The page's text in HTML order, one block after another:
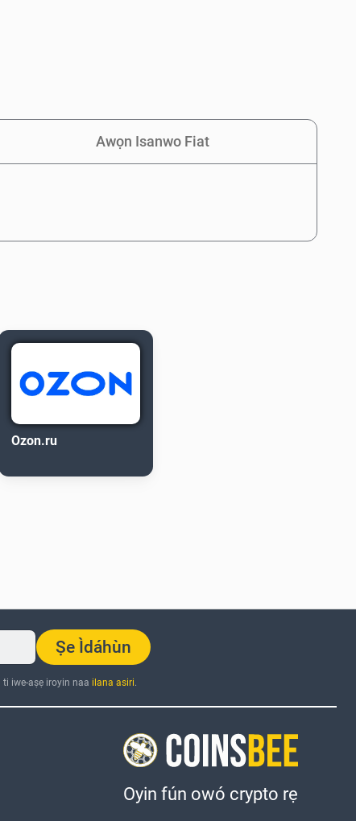
Awọn Isanwo Fiat
Ozon.ru
Ṣe Ìdáhùn
iwe-aṣẹ iroyin naa ilana asiri.
Oyin fún owó crypto rẹ